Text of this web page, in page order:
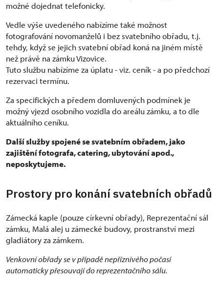
možné dojednat telefonicky.
Vedle výše uvedeného nabízíme také možnost
fotografování novomanželů i bez svatebního obřadu, t.j.
tehdy, když se jejich svatební obřad koná na jiném místě
než právě na zámku Vizovice.
Tuto službu nabízíme za úplatu - viz. ceník - a po předchozí
rezervaci termínu.
Za specifických a předem domluvených podmínek je
možný vjezd osobního vozidla do areálu zámku, a to dle
aktuálního ceníku.
Další služby spojené se svatebním obřadem, jako
zajištění fotografa, catering, ubytování apod.,
neposkytujeme.
Prostory pro konání svatebních obřadů
Zámecká kaple (pouze církevní obřady), Reprezentační sál
zámku, Malá alej u zámecké budovy, prostranství mezi
gladiátory za zámkem.
Venkovní obřady se v případě nepříznivého počasí
automaticky přesouvají do reprezentačního sálu.